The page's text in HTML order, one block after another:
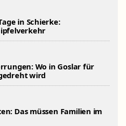
in Schierke:
Wo in Goslar für
wird
Das müssen Familien im